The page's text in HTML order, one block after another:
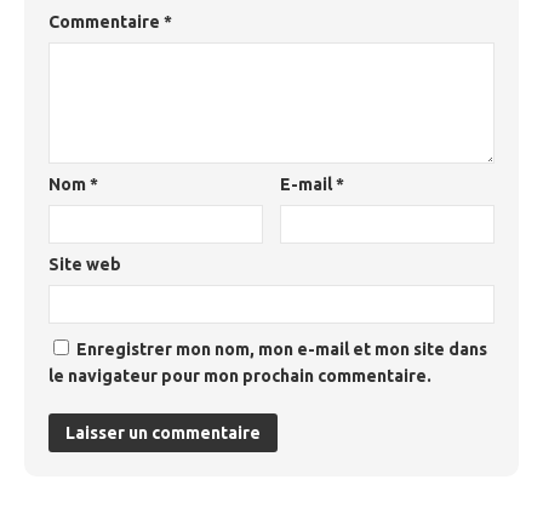
Commentaire *
Nom* E-mail*
Site web
Enregistrer mon nom, mon e-mail et mon site dans
le navigateur pour mon prochain commentaire.